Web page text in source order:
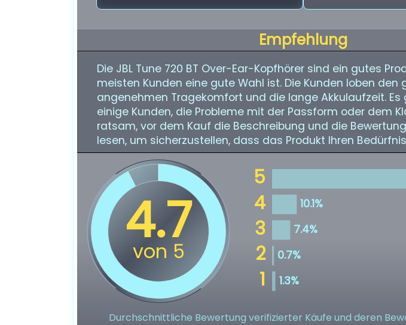
Empfehlung
Die JBL Tune 720 BT Over-Ear-Kopfhörer sind ein gutes
meisten Kunden eine gute Wahl ist. Die Kunden loben den
angenehmen Tragekomfort und die lange Akkulaufzeit.
einige Kunden, die Probleme mit der Passform oder dem
ratsam, vor dem Kauf die Beschreibung und die
lesen, um sicherzustellen, dass das Produkt Ihren
Durchschnittliche Bewertung verifizierter Käufe und deren